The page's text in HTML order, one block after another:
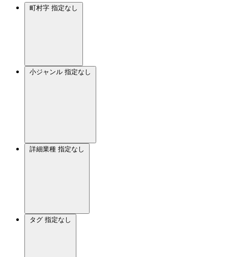
町村字 指定なし
小ジャンル 指定なし
詳細業種 指定なし
タグ 指定なし